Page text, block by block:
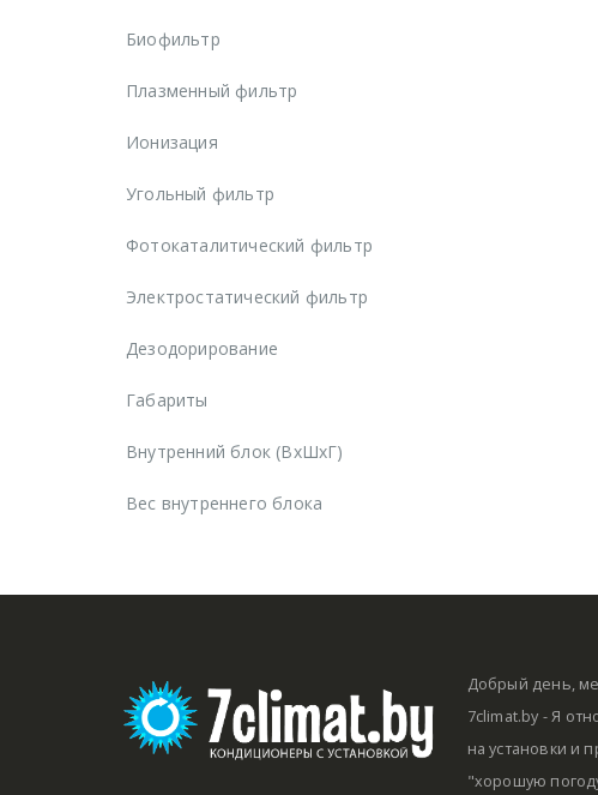
Биофильтр
Плазменный фильтр
Ионизация
Угольный фильтр
Фотокаталитический фильтр
Электростатический фильтр
Дезодорирование
Габариты
Внутренний блок (ВхШхГ)
Вес внутреннего блока
Добрый день,
7climat.by - Я
на установки и
"хорошую